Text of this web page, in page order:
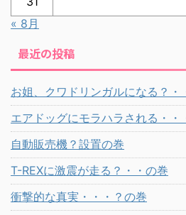
« 8月
最近の投稿
お姐、クワドリンガルになる？・
エアドッグにモラハラされる・・
自動販売機？設置の巻
T-REXに激震が走る？・・の巻
衝撃的な真実・・・？の巻